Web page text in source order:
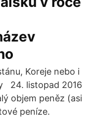
Koreje nebo i
24. listopad 2016
objem peněz (asi
peníze.